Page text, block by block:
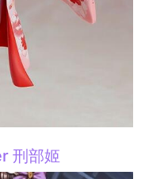
刑部姬